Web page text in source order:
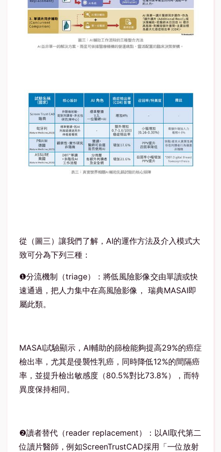
從（圖三）讓我們了解， AI的運作方法及介入模式大
致可分為下列三種：
❶分流機制（triage）：將低風險影像交由單讀或快
速通過，把人力集中在高風險影像， 瑞典MASAI即
屬此類。
MASAI試驗顯示， AI輔助的篩檢能夠提高29%的癌症
檢出率，尤其是侵襲性乳癌，同時降低12%的間隔癌
率，並提升檢出敏感度（80.5%對比73.8%），而特
異度保持相同。
❷讀者替代（reader replacement）：以AI取代第二
位讀片醫師，例如ScreenTrustCAD採用「一位放射